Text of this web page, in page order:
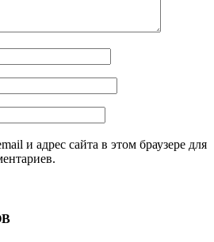
и адрес сайта в этом браузере для